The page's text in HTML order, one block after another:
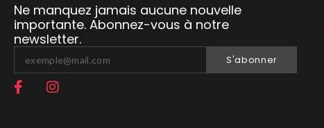
Ne manquez jamais aucune nouvelle
importante. Abonnez-vous à notre
newsletter.
S'abonner